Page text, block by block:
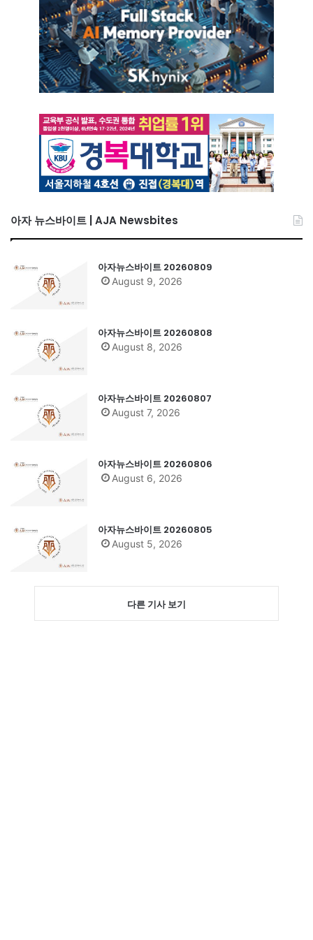
아자 뉴스바이트 | AJA Newsbites
아자뉴스바이트 20260809
August 9, 2026
아자뉴스바이트 20260808
August 8, 2026
아자뉴스바이트 20260807
August 7, 2026
아자뉴스바이트 20260806
August 6, 2026
아자뉴스바이트 20260805
August 5, 2026
다른 기사 보기